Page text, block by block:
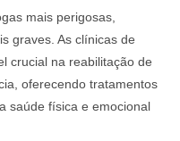
mais perigosas,
graves. As clínicas de
crucial na reabilitação de
oferecendo tratamentos
saúde física e emocional